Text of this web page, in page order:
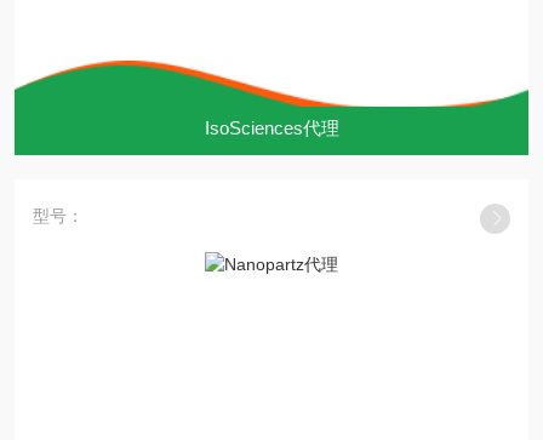
IsoSciences代理
型号：